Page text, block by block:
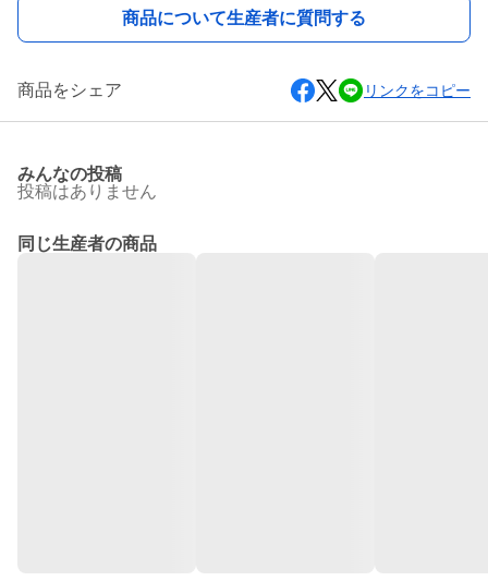
商品について生産者に質問する
商品をシェア リンクをコピー
みんなの投稿
投稿はありません
同じ生産者の商品